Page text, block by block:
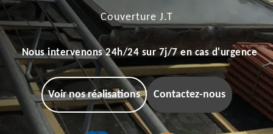
Couverture J.T
Nous intervenons 24h/24 sur 7j/7 en cas d'urgence
Voir nos réalisations Contactez-nous